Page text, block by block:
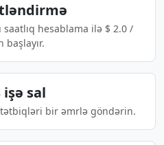
saatlıq hesablama ilə $ 2.0 /
başlayır.
işə sal
bir əmrlə göndərin.